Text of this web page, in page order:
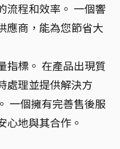
流程和效率。 一個響
應商，能為您節省大
指標。 在產品出現質
處理並提供解決方
一個擁有完善售後服
心地與其合作。